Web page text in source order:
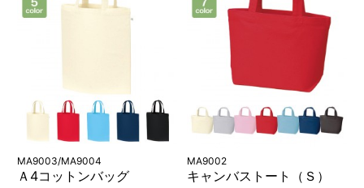
MA9003/MA9004
Ａ4コットンバッグ
MA9002
キャンバストート（Ｓ）